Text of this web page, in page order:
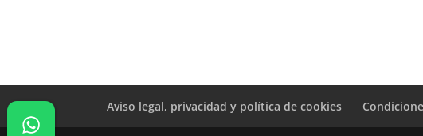
Aviso legal, privacidad y política de cookies